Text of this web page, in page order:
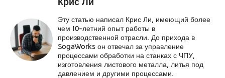
Эту статью написал Крис Ли, имеющий более
чем 10-летний опыт работы в
производственной отрасли. До прихода в
SogaWorks он отвечал за управление
процессами обработки на станках с ЧПУ,
изготовления листового металла, литья под
давлением и другими процессами.